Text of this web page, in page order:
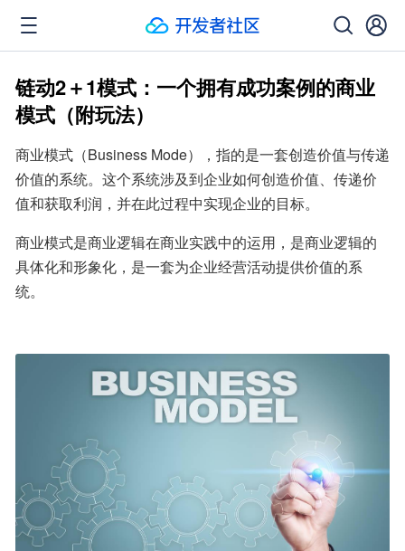
链动2＋1模式：一个拥有成功案例的商业
模式（附玩法）
商业模式（Business Mode），指的是一套创造价值与传递
价值的系统。这个系统涉及到企业如何创造价值、传递价
值和获取利润，并在此过程中实现企业的目标。
商业模式是商业逻辑在商业实践中的运用，是商业逻辑的
具体化和形象化，是一套为企业经营活动提供价值的系
统。